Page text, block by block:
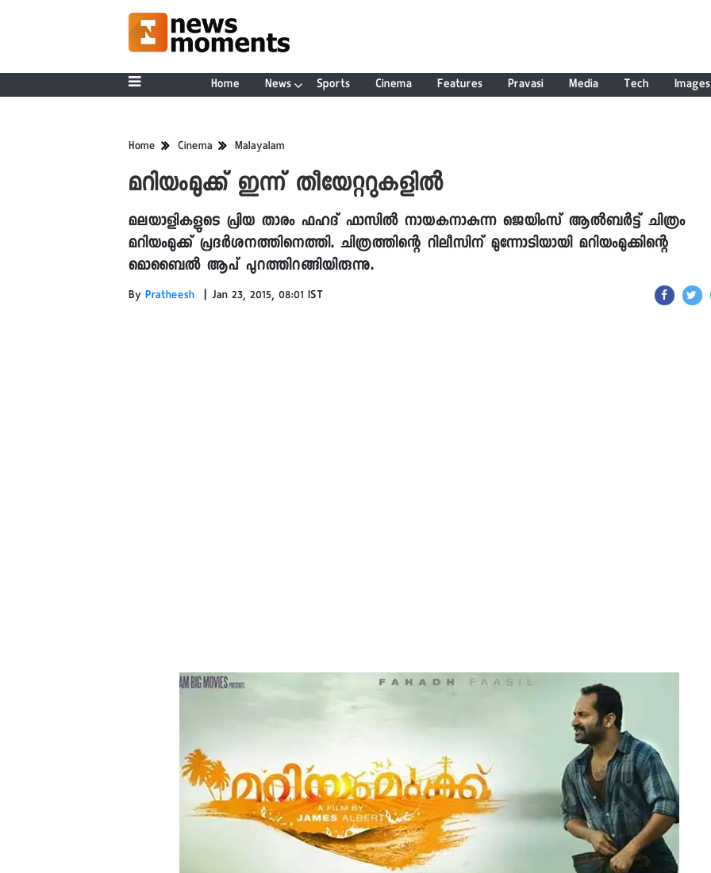
Home News Sports Cinema Features Pravasi Media Tech Images
Home Cinema Malayalam
മറിയംമുക്ക് ഇന്ന് തീയേറ്ററുകളിൽ
മലയാളികളുടെ പ്രിയ താരം ഫഹദ് ഫാസിൽ നായകനാകുന്ന ജെയിംസ് ആൽബർട്ട് ചിത്രം
മറിയംമുക്ക് പ്രദർശനത്തിനെത്തി. ചിത്രത്തിന്റെ റിലീസിന് മുന്നോടിയായി മറിയംമുക്കിന്റെ
മൊബൈൽ ആപ് പുറത്തിറങ്ങിയിരുന്നു.
By Pratheesh | Jan 23, 2015, 08:01 IST